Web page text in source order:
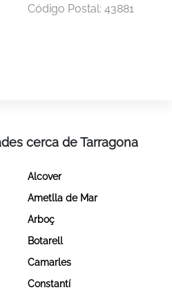
Código Postal: 43881
cerca de Tarragona
Alcover
Ametlla de Mar
Arboç
Botarell
Camarles
Constantí